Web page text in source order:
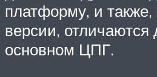
платформу, и
версии, отличаются
основном ЦПГ.